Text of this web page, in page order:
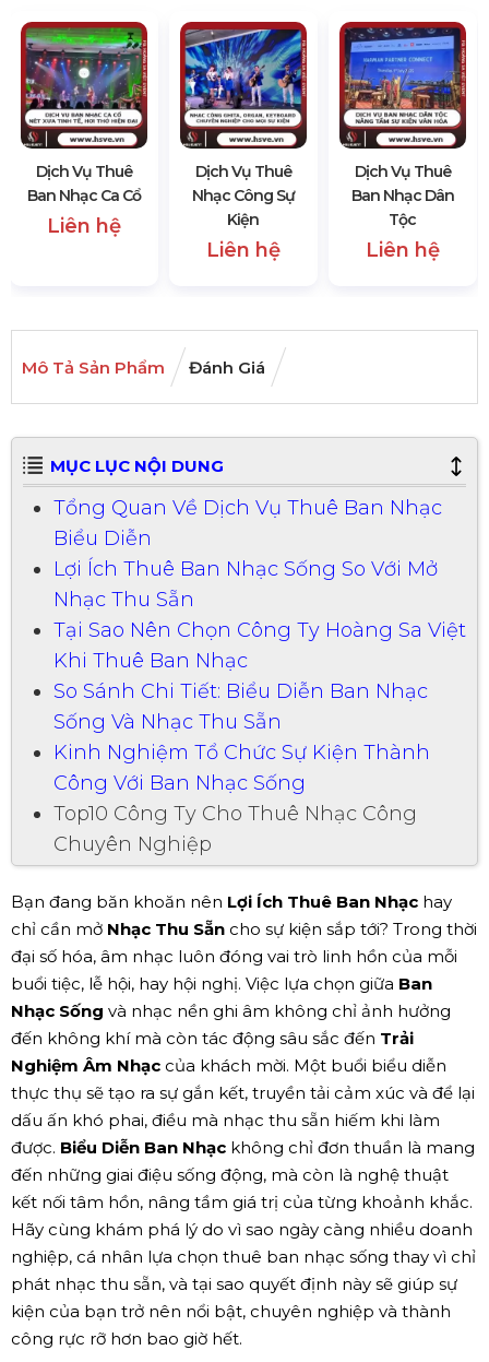
Dịch Vụ Thuê
Ban Nhạc Ca Cổ
Liên hệ
Dịch Vụ Thuê
Nhạc Công Sự
Kiện
Liên hệ
Dịch Vụ Thuê
Ban Nhạc Dân
Tộc
Liên hệ
Mô Tả Sản Phẩm Đánh Giá
MỤC LỤC NỘI DUNG
Tổng Quan Về Dịch Vụ Thuê Ban Nhạc
Biểu Diễn
Lợi Ích Thuê Ban Nhạc Sống So Với Mở
Nhạc Thu Sẵn
Tại Sao Nên Chọn Công Ty Hoàng Sa Việt
Khi Thuê Ban Nhạc
So Sánh Chi Tiết: Biểu Diễn Ban Nhạc
Sống Và Nhạc Thu Sẵn
Kinh Nghiệm Tổ Chức Sự Kiện Thành
Công Với Ban Nhạc Sống
Top10 Công Ty Cho Thuê Nhạc Công
Chuyên Nghiệp
Bạn đang băn khoăn nên Lợi Ích Thuê Ban Nhạc hay
chỉ cần mở Nhạc Thu Sẵn cho sự kiện sắp tới? Trong thời
đại số hóa, âm nhạc luôn đóng vai trò linh hồn của mỗi
buổi tiệc, lễ hội, hay hội nghị. Việc lựa chọn giữa Ban
Nhạc Sống và nhạc nền ghi âm không chỉ ảnh hưởng
đến không khí mà còn tác động sâu sắc đến Trải
Nghiệm Âm Nhạc của khách mời. Một buổi biểu diễn
thực thụ sẽ tạo ra sự gắn kết, truyền tải cảm xúc và để lại
dấu ấn khó phai, điều mà nhạc thu sẵn hiếm khi làm
được. Biểu Diễn Ban Nhạc không chỉ đơn thuần là mang
đến những giai điệu sống động, mà còn là nghệ thuật
kết nối tâm hồn, nâng tầm giá trị của từng khoảnh khắc.
Hãy cùng khám phá lý do vì sao ngày càng nhiều doanh
nghiệp, cá nhân lựa chọn thuê ban nhạc sống thay vì chỉ
phát nhạc thu sẵn, và tại sao quyết định này sẽ giúp sự
kiện của bạn trở nên nổi bật, chuyên nghiệp và thành
công rực rỡ hơn bao giờ hết.